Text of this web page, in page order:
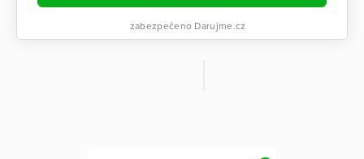
zabezpečeno Darujme.cz